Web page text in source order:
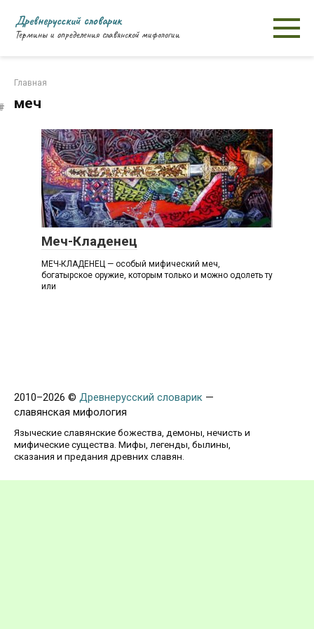
контенту
Древнерусский словарик
Термины и определения славянской мифологии
Главная
меч
М
Меч-Кладенец
МЕЧ-КЛАДЕНЕЦ — особый мифический меч,
богатырское оружие, которым только и можно одолеть ту
или
2010–2026 © Древнерусский словарик —
славянская мифология
Языческие славянские божества, демоны, нечисть и
мифические существа. Мифы, легенды, былины,
сказания и предания древних славян.